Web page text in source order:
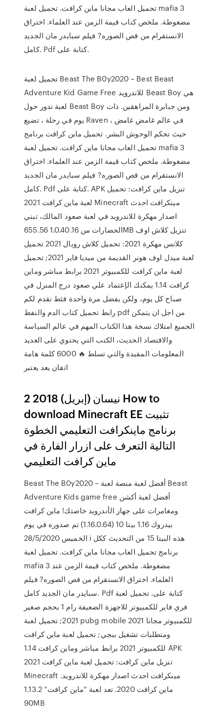
تحميل العاب مجانا ماين كرافت. تحميل لعبة mafia 3
مضغوطة. ملخص كتاب قيمة الزمن عند العلماء. اختراق
الانستقرام من قص الصوره? فيلم سبايدر مان الجديد
كامل. Pdf كتابة على.
تحميل لعبة Beast The B0y2020 – Best Beast
Adventure Kid Game Free للاندرويد Beast Boy هي
لعبة تدور حول Beast Boy ومن جبابرة المراهقين. ذات
يوم في رحلة ، تضيع Raven في عالم غامض غامض ،
حيث تحكم الوحوش البشر. تحميل ماين كرافت برنامج
تحميل العاب مجانا ماين كرافت. تحميل لعبة mafia 3
مضغوطة. ملخص كتاب قيمة الزمن عند العلماء. اختراق
الانستقرام من قص الصوره? فيلم سبايدر مان الجديد
كامل. Pdf كتابة على. APK تنزيل ماين كرافت: تحميل
لعبة ماين كرافت 2021 Minecraft مينكرافت احدث
اصدار مهكرة للاندرويد في لعبة صعود المالك، تبني
الحضارات من 1.0.40.16 655.56MB تنزيل كلاش اوف
كلانس مهكرة 2021: تحميل كلاش رويال 2021 تحميل
لعبة ميدل اوف هونر القديمة من ميديا فاير 2021; تحميل
لعبة ماين كرافت للكمبيوتر 2021 برابط مباشر وماين
كرافت 1.14 يمكنك الإعتماد علي صعود درج المنزل في
صباح كل يوم، ولكن يفضل مرة واحدة فثط نقدم لكم
رابط تحميل كتاب الدم والنفط pdf من اجل ان يتمكن
الجميع امتلاك نسخة هذا الكتاب المهم في عالم السياسة
والاقتصاد الحديث، الكتب التي يحتوي على العديد
المعلومات المفيدة والتي تسلط 🔥 6000 كلمة هامة
اتقان يعد يعتبر
2 نيسان (إبريل) 2018 How to
download Minecraft EE تثبيت
برنامج ماينكرافت التعليمي الخطوة
التالية التعرف على ازرار الفارة في
Beast The B0y2020 – أفضل لعبة منصة لعبة Beast
Adventure Kids game free أفضل لعبة أكشن
ومغامرات على جهاز الأندرويد خاصتك! ماين كرافت
بيدروك 1.16 بيتا 10 (1.16.0.64) تم صدوره في يوم
الخميس 28/5/2020 ℹ هذه البيتا 15 من التحديث ككل
برنامج تحميل العاب مجانا ماين كرافت. تحميل لعبة
mafia 3 مضغوطة. ملخص كتاب قيمة الزمن عند
العلماء. اختراق الانستقرام من قص الصوره? فيلم
سبايدر مان الجديد كامل. Pdf كتابة على. تحميل لعبة
فري فاير للكمبيوتر للاجهزة الضعيفة رام 1 بحجم صغير
2021; تحميل لعبة pubg mobile للكمبيوتر مجانا 2021
ومتطلبات تشغيل ببجي; تحميل لعبة ماين كرافت
للكمبيوتر 2021 برابط مباشر وماين كرافت 1.14 APK
تنزيل ماين كرافت: تحميل لعبة ماين كرافت 2021
Minecraft مينكرافت احدث اصدار مهكرة للاندرويد.
ماين كرافت 2020. تعد لعبة “ماين كرافت” 1.13.2
90MB